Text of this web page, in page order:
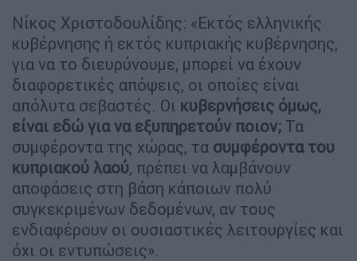
Νίκος Χριστοδουλίδης: «Εκτός ελληνικής
κυβέρνησης ή εκτός κυπριακής κυβέρνησης,
για να το διευρύνουμε, μπορεί να έχουν
διαφορετικές απόψεις, οι οποίες είναι
απόλυτα σεβαστές. Οι κυβερνήσεις όμως,
είναι εδώ για να εξυπηρετούν ποιον; Τα
συμφέροντα της χώρας, τα συμφέροντα του
κυπριακού λαού, πρέπει να λαμβάνουν
αποφάσεις στη βάση κάποιων πολύ
συγκεκριμένων δεδομένων, αν τους
ενδιαφέρουν οι ουσιαστικές λειτουργίες και
όχι οι εντυπώσεις».